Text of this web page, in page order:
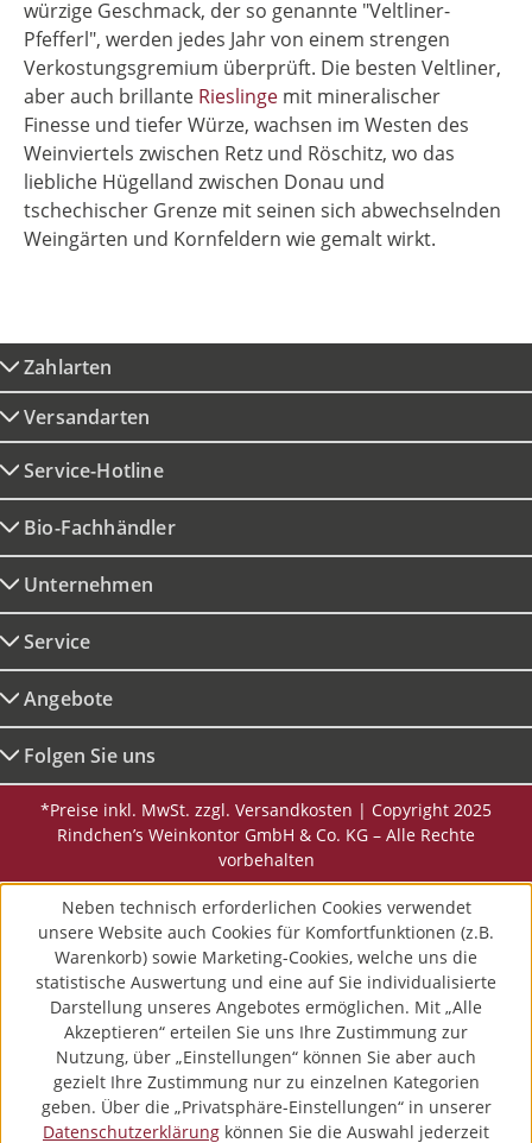
würzige Geschmack, der so genannte "Veltliner-
Pfefferl", werden jedes Jahr von einem strengen
Verkostungsgremium überprüft. Die besten Veltliner,
aber auch brillante Rieslinge mit mineralischer
Finesse und tiefer Würze, wachsen im Westen des
Weinviertels zwischen Retz und Röschitz, wo das
liebliche Hügelland zwischen Donau und
tschechischer Grenze mit seinen sich abwechselnden
Weingärten und Kornfeldern wie gemalt wirkt.
Zahlarten
Versandarten
Service-Hotline
Bio-Fachhändler
Unternehmen
Service
Angebote
Folgen Sie uns
*Preise inkl. MwSt. zzgl. Versandkosten | Copyright 2025
Rindchen’s Weinkontor GmbH & Co. KG – Alle Rechte
vorbehalten
Neben technisch erforderlichen Cookies verwendet
unsere Website auch Cookies für Komfortfunktionen (z.B.
Warenkorb) sowie Marketing-Cookies, welche uns die
statistische Auswertung und eine auf Sie individualisierte
Darstellung unseres Angebotes ermöglichen. Mit „Alle
Akzeptieren“ erteilen Sie uns Ihre Zustimmung zur
Nutzung, über „Einstellungen“ können Sie aber auch
gezielt Ihre Zustimmung nur zu einzelnen Kategorien
geben. Über die „Privatsphäre-Einstellungen“ in unserer
Datenschutzerklärung können Sie die Auswahl jederzeit